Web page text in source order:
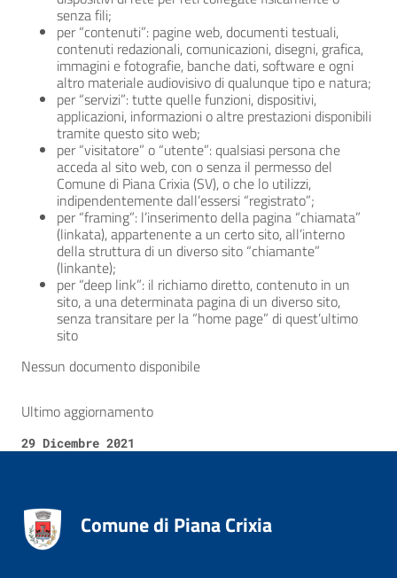
senza fili;
per “contenuti”: pagine web, documenti testuali,
contenuti redazionali, comunicazioni, disegni, grafica,
immagini e fotografie, banche dati, software e ogni
altro materiale audiovisivo di qualunque tipo e natura;
per “servizi”: tutte quelle funzioni, dispositivi,
applicazioni, informazioni o altre prestazioni disponibili
tramite questo sito web;
per “visitatore” o “utente”: qualsiasi persona che
acceda al sito web, con o senza il permesso del
Comune di Piana Crixia (SV), o che lo utilizzi,
indipendentemente dall’essersi “registrato”;
per “framing”: l’inserimento della pagina “chiamata”
(linkata), appartenente a un certo sito, all’interno
della struttura di un diverso sito “chiamante”
(linkante);
per “deep link”: il richiamo diretto, contenuto in un
sito, a una determinata pagina di un diverso sito,
senza transitare per la “home page” di quest’ultimo
sito
Nessun documento disponibile
Ultimo aggiornamento
29 Dicembre 2021
Comune di Piana Crixia